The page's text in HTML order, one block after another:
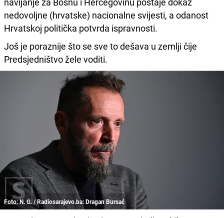
nedovoljne (hrvatske) nacionalne svijesti, a odanost
Hrvatskoj politička potvrda ispravnosti.
Još je poraznije što se sve to dešava u zemlji čije
Predsjedništvo žele voditi.
Foto: N. G. / Radiosarajevo.ba: Dragan Bursać